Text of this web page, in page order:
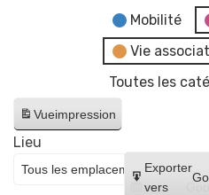
Mobilité
Vie
Toutes les
Vueimpression
Créer
un
Exporter
vers
Lieu